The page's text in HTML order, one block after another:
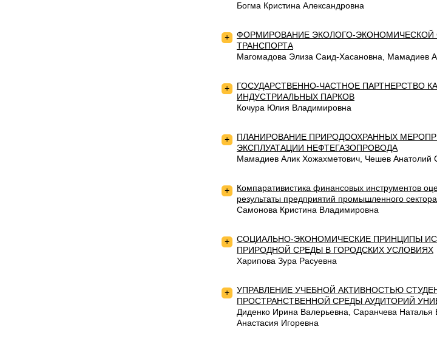
Богма Кристина Александровна
+
ФОРМИРОВАНИЕ ЭКОЛОГО-
ТРАНСПОРТА
Магомадова Элиза Саид-Хасановна, Мамадиев
+
ГОСУДАРСТВЕННО-ЧАСТНОЕ ПАРТНЕРСТВО
ИНДУСТРИАЛЬНЫХ ПАРКОВ
Кочура Юлия Владимировна
+
ПЛАНИРОВАНИЕ ПРИРОДООХРАННЫХ
ЭКСПЛУАТАЦИИ НЕФТЕГАЗОПРОВОДА
Мамадиев Алик Хожахметович, Чешев Анатолий
+
Компаративистика финансовых инструментов
результаты предприятий промышленного сектора
Самонова Кристина Владимировна
+
СОЦИАЛЬНО-ЭКОНОМИЧЕСКИЕ ПРИНЦИПЫ
ПРИРОДНОЙ СРЕДЫ В ГОРОДСКИХ УСЛОВИЯХ
Харипова Зура Расуевна
+
УПРАВЛЕНИЕ УЧЕБНОЙ АКТИВНОСТЬЮ
ПРОСТРАНСТВЕННОЙ СРЕДЫ АУДИТОРИЙ
Диденко Ирина Валерьевна, Саранчева Наталья
Анастасия Игоревна